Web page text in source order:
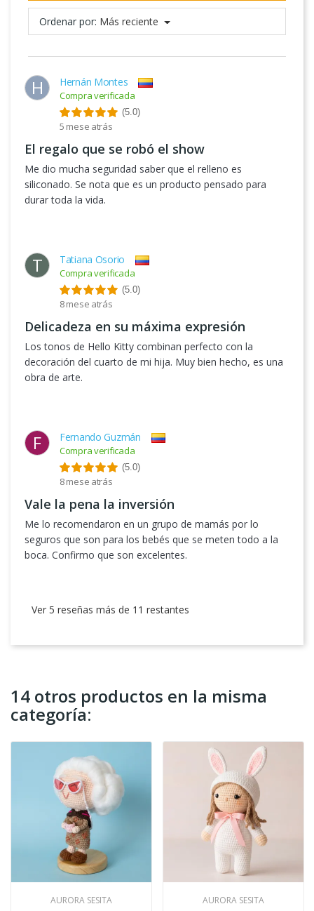
Ordenar por: Más reciente
H Hernán Montes
Compra verificada
(5.0)
5 mese atrás
El regalo que se robó el show
Me dio mucha seguridad saber que el relleno es
siliconado. Se nota que es un producto pensado para
durar toda la vida.
T Tatiana Osorio
Compra verificada
(5.0)
8 mese atrás
Delicadeza en su máxima expresión
Los tonos de Hello Kitty combinan perfecto con la
decoración del cuarto de mi hija. Muy bien hecho, es una
obra de arte.
F Fernando Guzmán
Compra verificada
(5.0)
8 mese atrás
Vale la pena la inversión
Me lo recomendaron en un grupo de mamás por lo
seguros que son para los bebés que se meten todo a la
boca. Confirmo que son excelentes.
Ver 5 reseñas más de 11 restantes
14 otros productos en la misma
categoría:
AURORA SESITA AURORA SESITA